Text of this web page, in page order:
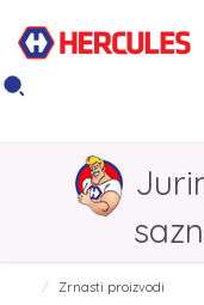
Zrnasti proizvodi